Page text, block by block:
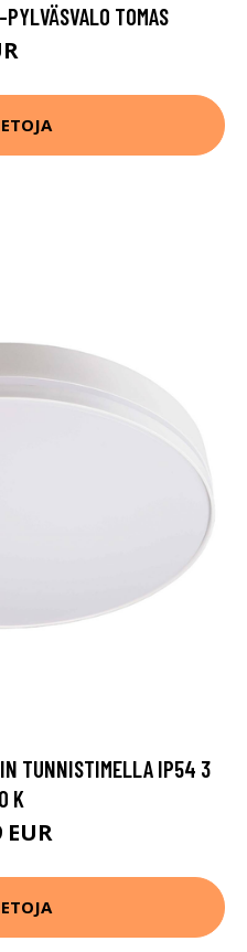
TOMAS
TUNNISTIMELLA IP54 3
K
EUR